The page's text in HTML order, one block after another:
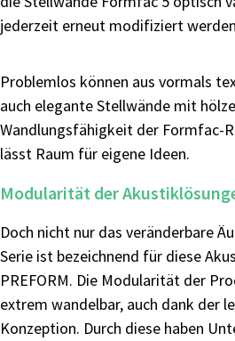
jederzeit erneut modifiziert
Problemlos können aus vormals
auch elegante Stellwände mit
Wandlungsfähigkeit der Formfac-
lässt Raum für eigene Ideen.
Modularität der
Doch nicht nur das veränderbare
Serie ist bezeichnend für diese
PREFORM. Die Modularität der
extrem wandelbar, auch dank der
Konzeption. Durch diese haben